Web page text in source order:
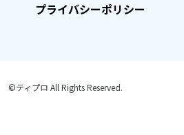
プライバシーポリシー
©ティプロ All Rights Reserved.